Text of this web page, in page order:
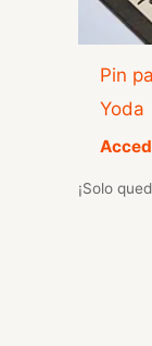
Pin
Yoda
¡Solo